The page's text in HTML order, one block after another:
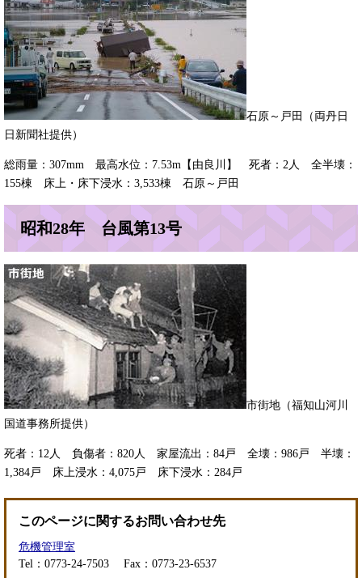
​石原～戸田（両丹日
日新聞社提供）
総雨量：307mm 最高水位：7.53m【由良川】 死者：2人 全半壊：
155棟 床上・床下浸水：3,533棟 石原～戸田
昭和28年 台風第13号
​市街地（福知山河川
国道事務所提供）
死者：12人 負傷者：820人 家屋流出：84戸 全壊：986戸 半壊：
1,384戸 床上浸水：4,075戸 床下浸水：284戸
このページに関するお問い合わせ先
危機管理室
Tel：0773-24-7503
Fax：0773-23-6537